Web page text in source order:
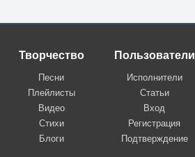
Творчество
Песни
Плейлисты
Видео
Стихи
Блоги
Пользователи
Исполнители
Статьи
Вход
Регистрация
Подтверждение